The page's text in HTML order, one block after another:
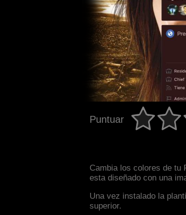
Puntuar
Cambia los colores de tu
esta diseñado con una
Una vez instalado la
superior.